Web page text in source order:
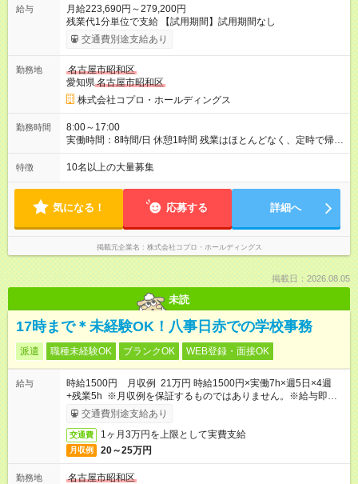
給与
月給223,690円～279,200円
残業代1分単位で支給 【試用期間】試用期間なし
交通費別途支給あり
勤務地
名古屋市昭和区
愛知県名古屋市昭和区
株式会社コプロ・ホールディングス
勤務時間
8:00～17:00
実働時間：8時間/日 休憩1時間 残業はほとんどなく、定時で帰れ
る日が多い働き方です。 毎日の業務は進捗管理や事務が中心な
ので、 「今日やるべき仕事」が終われば、自然と区切りをつけ
方を大切にしています。
特徴 10名以上の大量募集
気になる！ 応募する 詳細へ
掲載元企業名 株式会社コプロ・ホールディングス
掲載日：2026.08.05
未読
17時まで＊未経験OK！八事日赤での学校事務
派遣 職種未経験OK ブランクOK WEB登録・面接OK
給与
時給1500円 月収例 21万円 時給1500円×実働7h×週5日×4週
+残業5h ※月収例を保証するものではありません。※給与即受取
りサービス利用可（利用条件有）
交通費別途支給あり
交通費 1ヶ月3万円を上限として実費支給
月収例 20～25万円
勤務地
名古屋市昭和区